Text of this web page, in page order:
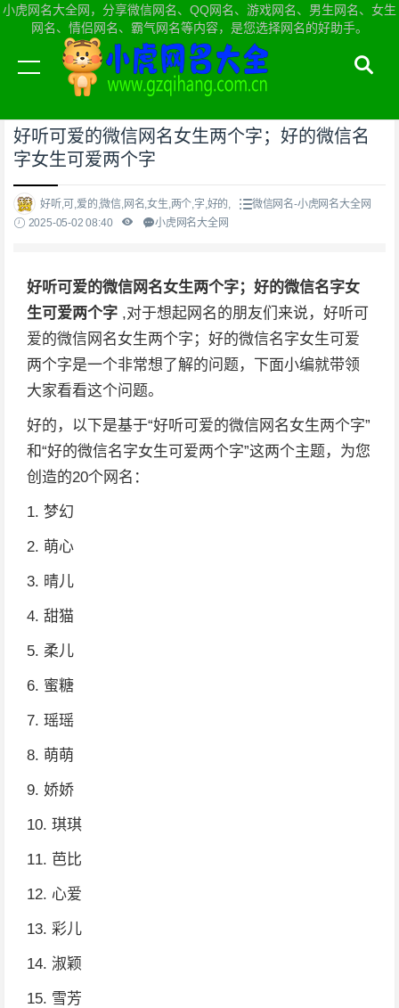
小虎网名大全网，分享微信网名、QQ网名、游戏网名、男生网名、女生
网名、情侣网名、霸气网名等内容，是您选择网名的好助手。
当前位置：小虎网名大全网首页>微信网名
好听可爱的微信网名女生两个字；好的微信名
字女生可爱两个字
好听,可,爱的,微信,网名,女生,两个,字,好的,
微信网名-小虎网名大全网
2025-05-02 08:40
小虎网名大全网
好听可爱的微信网名女生两个字；好的微信名字女
生可爱两个字 ,对于想起网名的朋友们来说，好听可
爱的微信网名女生两个字；好的微信名字女生可爱
两个字是一个非常想了解的问题，下面小编就带领
大家看看这个问题。
好的，以下是基于“好听可爱的微信网名女生两个字”
和“好的微信名字女生可爱两个字”这两个主题，为您
创造的20个网名：
1. 梦幻
2. 萌心
3. 晴儿
4. 甜猫
5. 柔儿
6. 蜜糖
7. 瑶瑶
8. 萌萌
9. 娇娇
10. 琪琪
11. 芭比
12. 心爱
13. 彩儿
14. 淑颖
15. 雪芳